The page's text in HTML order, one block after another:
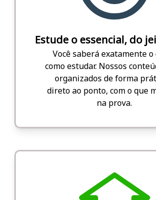
Estude o essencial, do
Você saberá exatamente o
como estudar. Nossos
organizados de forma
direto ao ponto, com o que
na prova.